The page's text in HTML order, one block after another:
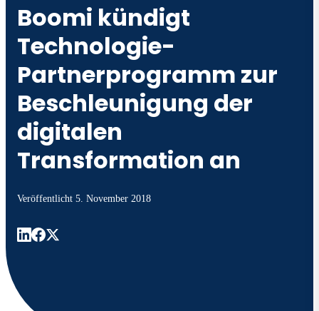
Boomi kündigt
Technologie-
Partnerprogramm zur
Beschleunigung der
digitalen
Transformation an
Veröffentlicht 5. November 2018